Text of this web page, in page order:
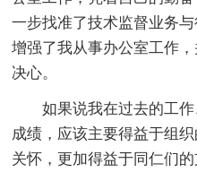
一步找准了技术监督业务
增强了我从事办公室工作
决心。
如果说我在过去的工
成绩，应该主要得益于组
关怀，更加得益于同仁们